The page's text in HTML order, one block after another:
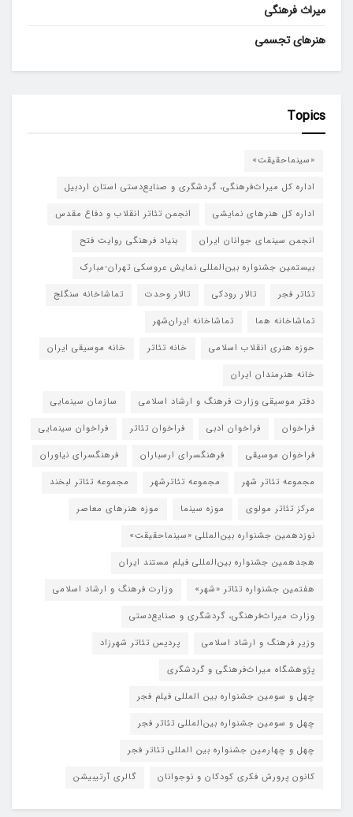
میراث فرهنگی
هنرهای تجسمی
Topics
«سینماحقیقت»
اداره کل میراث‌فرهنگی، گردشگری و صنایع‌دستی استان اردبیل
اداره کل هنرهای نمایشی
انجمن تئاتر انقلاب و دفاع مقدس
انجمن سینمای جوانان ایران
بنیاد فرهنگی روایت فتح
بیستمین جشنواره بین‌المللی نمایش عروسکی تهران-مبارک
تئاتر فجر
تالار رودکی تالار وحدت
تماشاخانه سنگلج
تماشاخانه هما
تماشاخانه‌ ایران‌شهر
حوزه هنری انقلاب اسلامی
خانه تئاتر
خانه موسیقی ایران
خانه هنرمندان ایران
دفتر موسیقی وزارت فرهنگ و ارشاد اسلامی
سازمان سینمایی
فراخوان
فراخوان ادبی فراخوان تئاتر
فراخوان سینمایی
فراخوان موسیقی
فرهنگسرای ارسباران
فرهنگسرای نیاوران
مجموعه تئاتر شهر
مجموعه تئاترشهر
مجموعه تئاتر لبخند
مرکز تئاتر مولوی
موزه سینما
موزه هنرهای معاصر
نوزدهمین جشنواره بین‌المللی «سینماحقیقت»
هجدهمین جشنواره بین‌المللی فیلم مستند ایران
هفتمین جشنواره تئاتر «شهر»
وزارت فرهنگ و ارشاد اسلامی
وزارت میراث‌فرهنگی، گردشگری و صنایع‌دستی
وزیر فرهنگ و ارشاد اسلامی
پردیس تئاتر شهرزاد
پژوهشگاه میراث‌فرهنگی و گردشگری
چهل و سومین جشنواره بین المللی فیلم فجر
چهل و سومین جشنواره بین‌المللی تئاتر فجر
چهل و چهارمین جشنواره بین المللی تئاتر فجر
کانون پرورش فکری کودکان و نوجوانان
گالری آرتیبیشن